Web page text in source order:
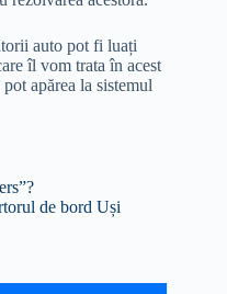
auto pot fi luați
îl vom trata în acest
apărea la sistemul
de bord Uși